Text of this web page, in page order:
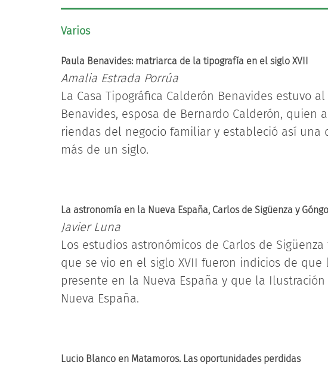
Varios
Paula Benavides: matriarca de la tipografía en el siglo XVII
Amalia Estrada Porrúa
La Casa Tipográfica Calderón Benavides estuvo
Benavides, esposa de Bernardo Calderón, quien
riendas del negocio familiar y estableció así
más de un siglo.
La astronomía en la Nueva España, Carlos de Sigüenza y
Javier Luna
Los estudios astronómicos de Carlos de
que se vio en el siglo XVII fueron indicios de
presente en la Nueva España y que la
Nueva España.
Lucio Blanco en Matamoros. Las oportunidades perdidas